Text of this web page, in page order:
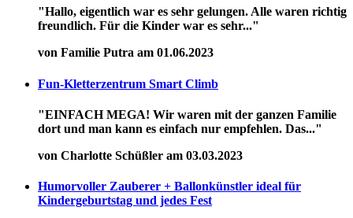
"Hallo, eigentlich war es sehr gelungen. Alle waren richtig
freundlich. Für die Kinder war es sehr..."
von Familie Putra am 01.06.2023
Fun-Kletterzentrum Smart Climb
"EINFACH MEGA! Wir waren mit der ganzen Familie
dort und man kann es einfach nur empfehlen. Das..."
von Charlotte Schüßler am 03.03.2023
Humorvoller Zauberer + Ballonkünstler ideal für
Kindergeburtstag und jedes Fest